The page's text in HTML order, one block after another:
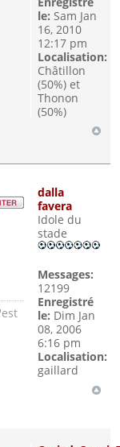
le: Sam Jan
16, 2010
12:17 pm
Localisation:
Châtillon
(50%) et
Thonon
(50%)
dalla
favera
Idole du
stade
Messages:
12199
Enregistré
le: Dim Jan
08, 2006
6:16 pm
Localisation:
gaillard